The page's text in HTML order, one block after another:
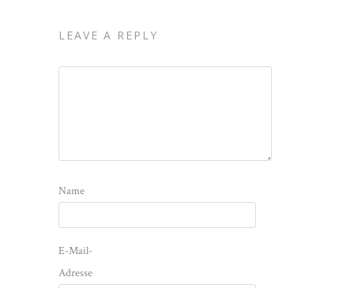
LEAVE A REPLY
Name
E-Mail-
Adresse